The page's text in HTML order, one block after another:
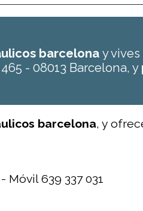
barcelonay
- 08013 Barcelona, y
barcelona, y
Móvil 639 337 031